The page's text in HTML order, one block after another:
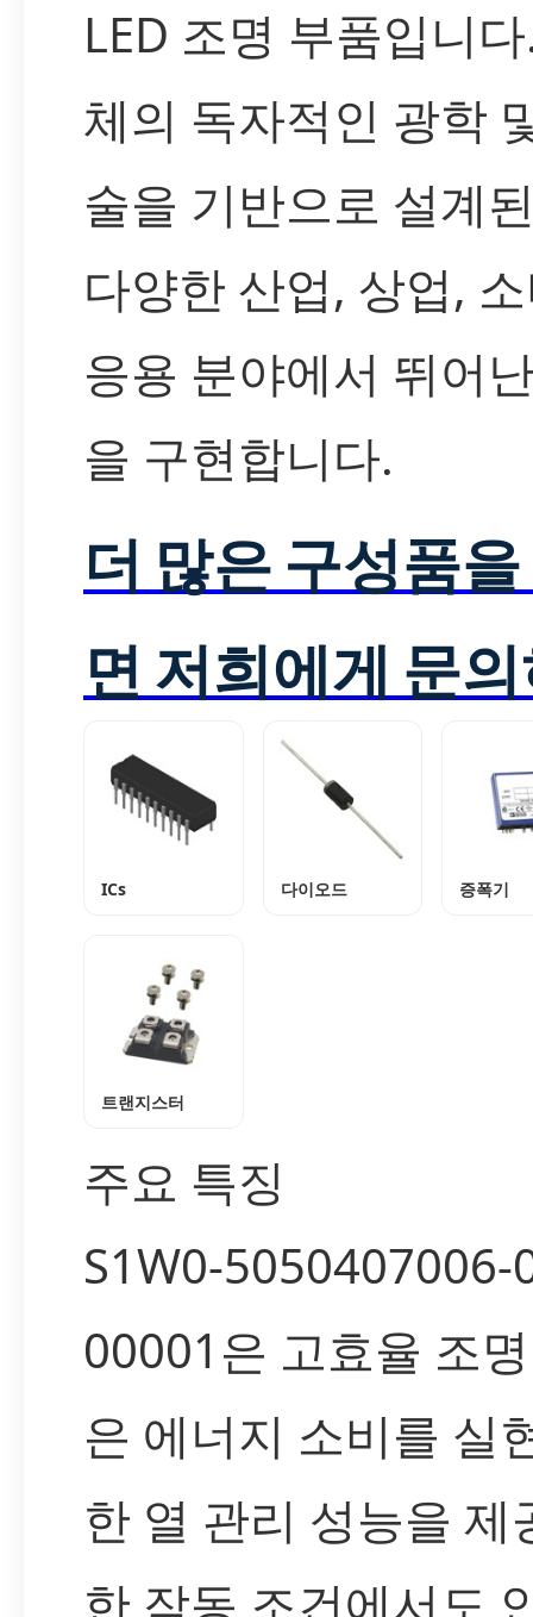
LED 조명 부품입니
체의 독자적인 광학
술을 기반으로 설계
다양한 산업, 상업,
응용 분야에서 뛰어
을 구현합니다.
더 많은 구성품
면 저희에게 문
ICs 다이오드 증폭기
트랜지스터
주요 특징
S1W0-
00001은 고효율 조
은 에너지 소비를 실
한 열 관리 성능을 제
한 작동 조건에서도